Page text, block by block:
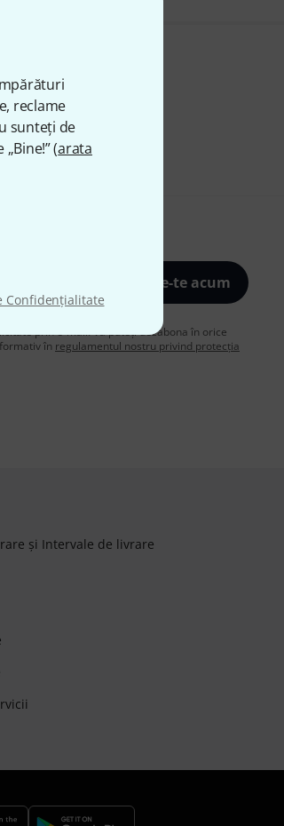
reclame
sunteți de
(arata
Confidenţialitate
Înscrie-te acum
prin e-mail. Vă puteți dezabona în orice
în regulamentul nostru privind protecția
şi Intervale de livrare